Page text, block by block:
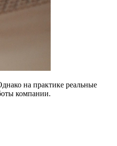
на практике реальные
компании.